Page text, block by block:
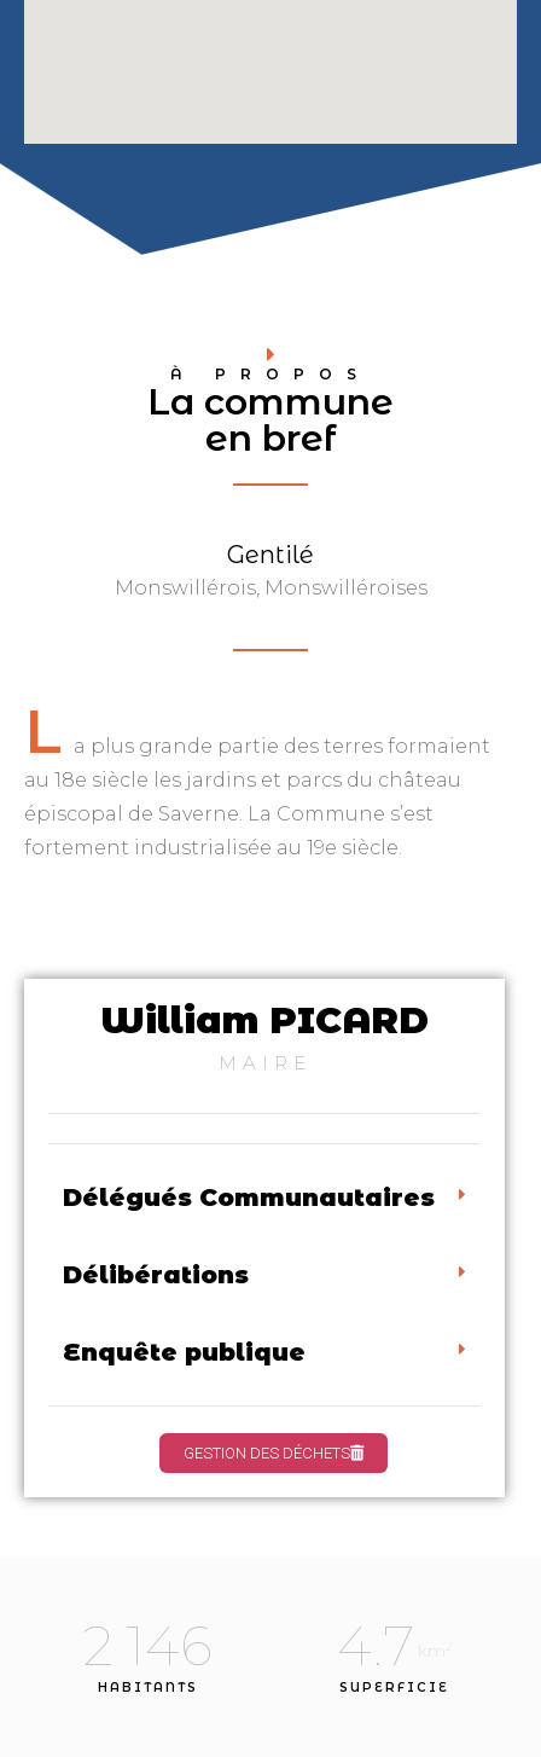
À PROPOS
La commune
en bref
Gentilé
Monswillérois, Monswilléroises
L
a plus grande partie des terres formaient
au 18e siècle les jardins et parcs du château
épiscopal de Saverne. La Commune s’est
fortement industrialisée au 19e siècle.
William PICARD
MAIRE
Délégués Communautaires
Délibérations
Enquête publique
GESTION DES DÉCHETS
HABITANTS
2 146
SUPERFICIE
4.7 km